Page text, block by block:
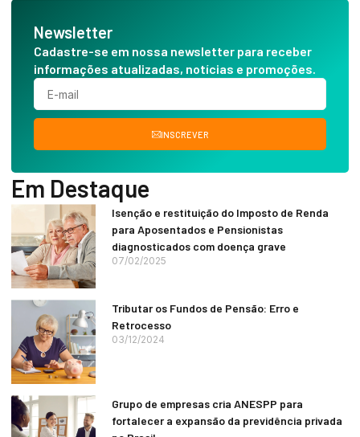
Newsletter
Cadastre-se em nossa newsletter para receber
informações atualizadas, notícias e promoções.
INSCREVER
Em Destaque
Isenção e restituição do Imposto de Renda
para Aposentados e Pensionistas
diagnosticados com doença grave
07/02/2025
Tributar os Fundos de Pensão: Erro e
Retrocesso
03/12/2024
Grupo de empresas cria ANESPP para
fortalecer a expansão da previdência privada